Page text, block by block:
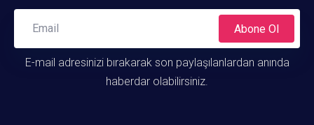
Abone Ol
E-mail adresinizi bırakarak son paylaşılanlardan anında
haberdar olabilirsiniz.